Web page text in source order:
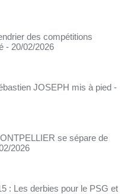
des compétitions
- 20/02/2026
JOSEPH mis à pied -
se sépare de
2026
: Les derbies pour le PSG et